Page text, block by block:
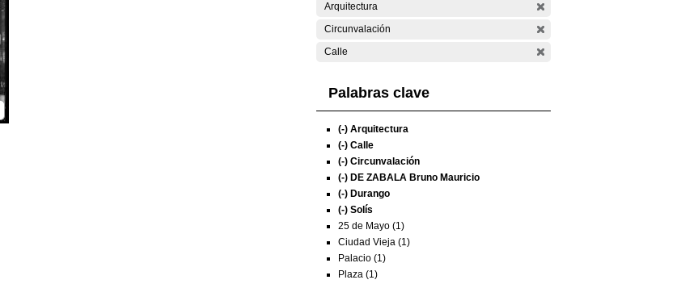
Arquitectura
Circunvalación
Calle
Palabras clave
(-) Arquitectura
(-) Calle
(-) Circunvalación
(-) DE ZABALA Bruno Mauricio
(-) Durango
(-) Solís
25 de Mayo (1)
Ciudad Vieja (1)
Palacio (1)
Plaza (1)